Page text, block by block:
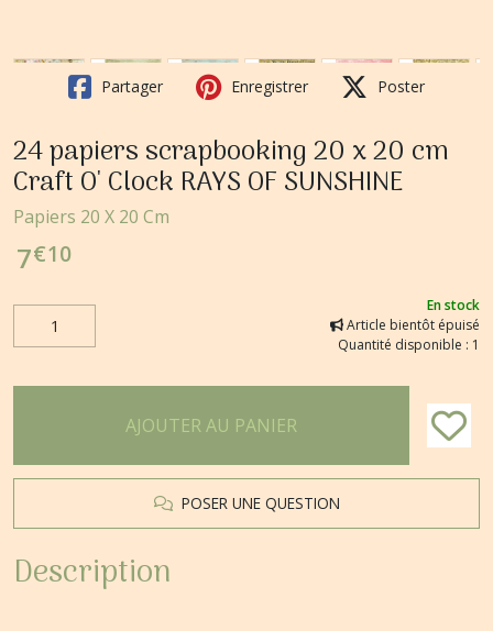
Partager Enregistrer Poster
24 papiers scrapbooking 20 x 20 cm
Craft O' Clock RAYS OF SUNSHINE
Papiers 20 X 20 Cm
7€10
En stock
Article bientôt épuisé
Quantité disponible : 1
AJOUTER AU PANIER
POSER UNE QUESTION
Description